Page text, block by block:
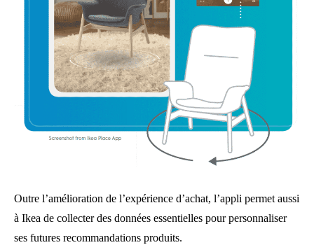
Outre l’amélioration de l’expérience d’achat, l’appli permet aussi
à Ikea de collecter des données essentielles pour personnaliser
ses futures recommandations produits.